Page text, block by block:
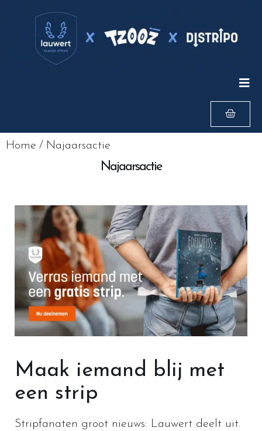
Home / Najaarsactie
Najaarsactie
Maak iemand blij met
een strip
Stripfanaten groot nieuws: Lauwert deelt uit.